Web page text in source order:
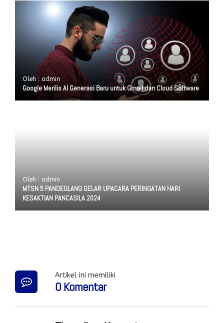
Oleh : admin
Google Merilis AI Generasi Baru untuk Gmail dan Cloud Software
Oleh : admin
MTSN 5 PANDEGLANG GELAR UPACARA PERINGATAN HARI
KESAKTIAN PANCASILA 2024
Artikel ini memiliki
0 Komentar